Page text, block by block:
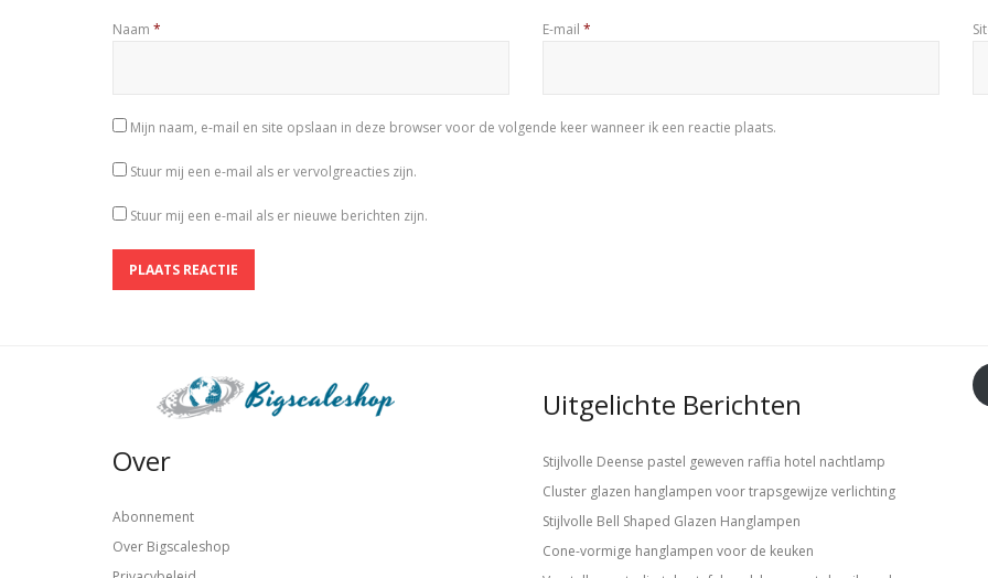
Naam * E-mail *
Mijn naam, e-mail en site opslaan in deze browser voor de volgende keer wanneer ik een reactie plaats.
Stuur mij een e-mail als er vervolgreacties zijn.
Stuur mij een e-mail als er nieuwe berichten zijn.
Over
Abonnement
Over Bigscaleshop
Uitgelichte Berichten
Stijlvolle Deense pastel geweven raffia hotel nachtlamp
Cluster glazen hanglampen voor trapsgewijze verlichting
Stijlvolle Bell Shaped Glazen Hanglampen
Cone-vormige hanglampen voor de keuken